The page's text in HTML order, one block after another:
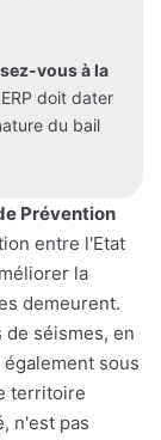
vous à la
doit dater
du bail
Prévention
entre l'Etat
la
demeurent.
de séismes, en
sous
territoire
n'est pas